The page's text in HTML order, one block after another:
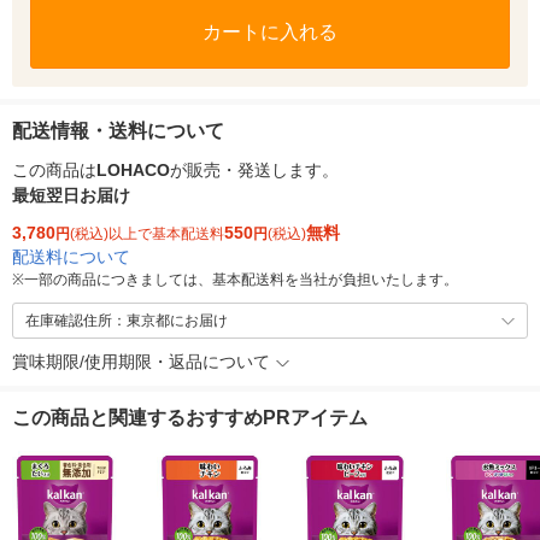
カートに入れる
配送情報・送料について
この商品はLOHACOが販売・発送します。
最短翌日お届け
3,780円(税込)以上で基本配送料550円(税込)無料
配送料について
※一部の商品につきましては、基本配送料を当社が負担いたします。
在庫確認住所：東京都にお届け
賞味期限/使用期限・返品について
この商品と関連するおすすめPRアイテム